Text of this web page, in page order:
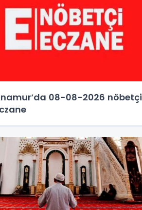
08-08-2026 nöbetçi